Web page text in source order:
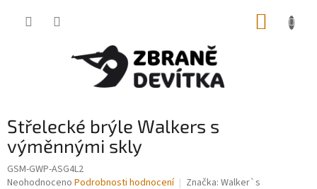
Střelecké brýle Walkers s
výměnnými skly
GSM-GWP-ASG4L2
Průměrné
Neohodnoceno Podrobnosti hodnocení Značka: Walker`s